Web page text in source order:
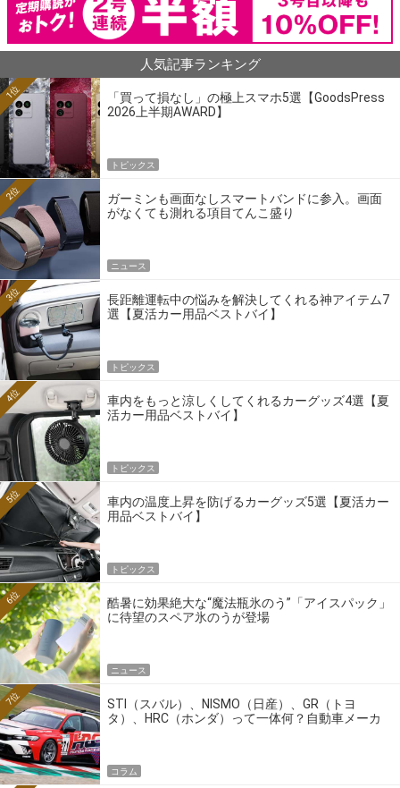
人気記事ランキング
「買って損なし」の極上スマホ5選【GoodsPress
2026上半期AWARD】
1位
トピックス
ガーミンも画面なしスマートバンドに参入。画面
がなくても測れる項目てんこ盛り
2位
ニュース
長距離運転中の悩みを解決してくれる神アイテム7
選【夏活カー用品ベストバイ】
3位
トピックス
車内をもっと涼しくしてくれるカーグッズ4選【夏
活カー用品ベストバイ】
4位
トピックス
車内の温度上昇を防げるカーグッズ5選【夏活カー
用品ベストバイ】
5位
トピックス
酷暑に効果絶大な“魔法瓶氷のう”「アイスパック」
に待望のスペア氷のうが登場
6位
ニュース
STI（スバル）、NISMO（日産）、GR（トヨ
タ）、HRC（ホンダ）って一体何？自動車メーカ
7位
コラム